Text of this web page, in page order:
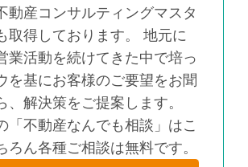
動産コンサルティングマスタ
取得しております。 地元に
業活動を続けてきた中で培っ
を基にお客様のご要望をお聞
、解決策をご提案します。
「不動産なんでも相談」はこ
ろん各種ご相談は無料です。